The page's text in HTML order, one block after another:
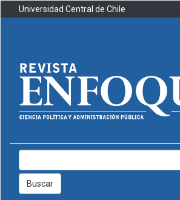
Navegación
principal
lateral
Universidad Central de Chile
Buscar